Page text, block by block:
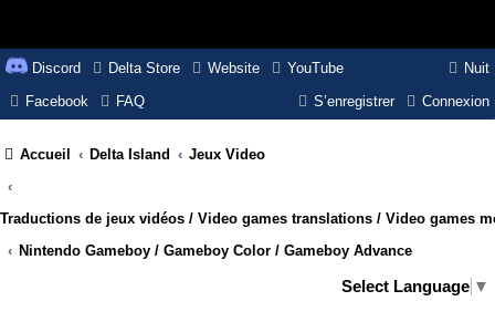
Nuit
Discord Delta Store Website
YouTube
Facebook
FAQ Connexion
S’enregistrer
Accueil Delta Island Jeux Video
Traductions de jeux vidéos / Video games translations / Video games
Nintendo Gameboy / Gameboy Color / Gameboy Advance
Select Language ▼